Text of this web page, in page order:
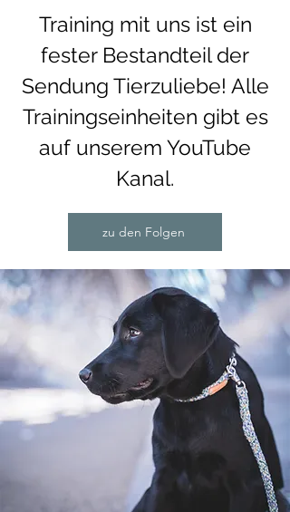
Training mit uns ist ein
fester Bestandteil der
Sendung Tierzuliebe! Alle
Trainingseinheiten gibt es
auf unserem YouTube
Kanal.
zu den Folgen